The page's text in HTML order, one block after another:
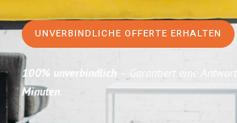
UNVERBINDLICHE OFFERTE ERHALTEN
100% unverbindlich – Garantiert eine Antwort
Minuten.